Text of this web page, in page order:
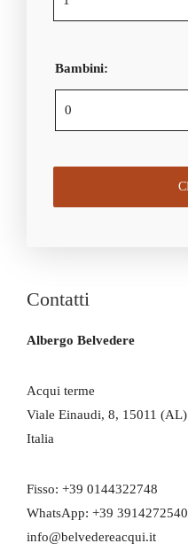
Bambini:
Contatti
Albergo Belvedere
Acqui terme
Viale Einaudi, 8, 15011 (AL)
Italia
Fisso: +39 0144322748
WhatsApp: +39 3914272540
info@belvedereacqui.it